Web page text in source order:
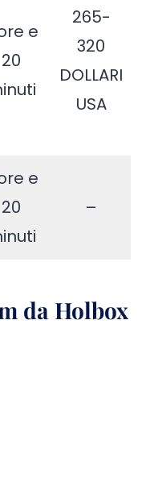
e
20
265-
320
DOLLARI
USA
e
20
–
da Holbox